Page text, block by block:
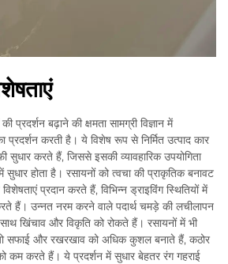
प्रदर्शन बढ़ाने की क्षमता सामग्री विज्ञान में
करती है। ये विशेष रूप से निर्मित उत्पाद कार
सुधार करते हैं, जिससे इसकी व्यावहारिक उपयोगिता
होता है। रसायनों को त्वचा की प्राकृतिक बनावट
प्रदान करते हैं, विभिन्न ड्राइविंग स्थितियों में
हैं। उन्नत नरम करने वाले पदार्थ चमड़े की लचीलापन
खिंचाव और विकृति को रोकते हैं। रसायनों में भी
सफाई और रखरखाव को अधिक कुशल बनाते हैं, कठोर
कम करते हैं। ये प्रदर्शन में सुधार बेहतर रंग गहराई